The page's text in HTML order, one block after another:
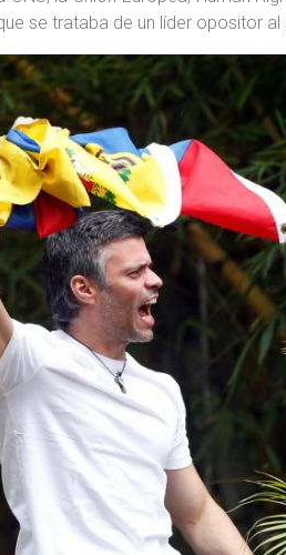
se trataba de un líder opositor al